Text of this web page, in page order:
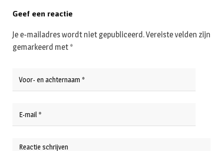
Geef een reactie
Je e-mailadres wordt niet gepubliceerd.Vereiste velden zijn
gemarkeerd met *